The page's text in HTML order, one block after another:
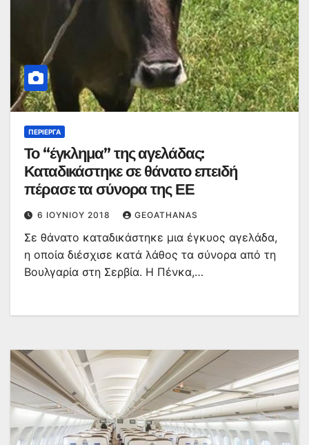
ΠΕΡΊΕΡΓΑ
Το “έγκλημα” της αγελάδας:
Καταδικάστηκε σε θάνατο επειδή
πέρασε τα σύνορα της ΕΕ
6 ΙΟΥΝΊΟΥ 2018 GEOATHANAS
Σε θάνατο καταδικάστηκε μια έγκυος αγελάδα,
η οποία διέσχισε κατά λάθος τα σύνορα από τη
Βουλγαρία στη Σερβία. Η Πένκα,…